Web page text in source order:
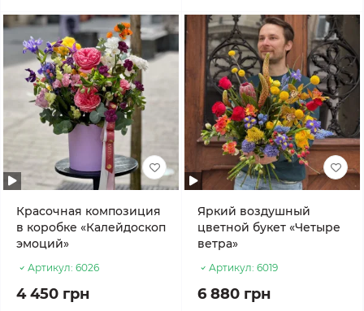
Красочная композиция
в коробке «Калейдоскоп
эмоций»
Артикул: 6026
4 450 грн
Яркий воздушный
цветной букет «Четыре
ветра»
Артикул: 6019
6 880 грн